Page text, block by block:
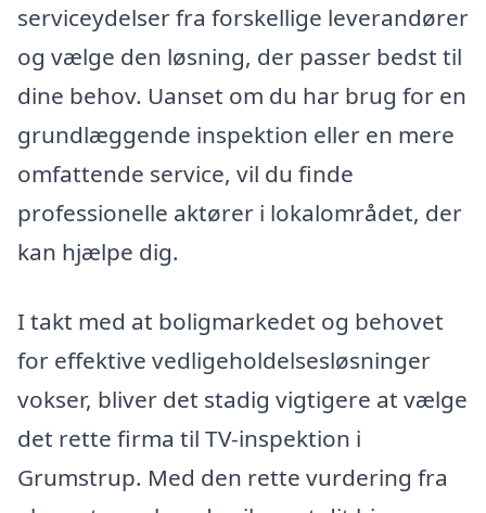
serviceydelser fra forskellige leverandører
og vælge den løsning, der passer bedst til
dine behov. Uanset om du har brug for en
grundlæggende inspektion eller en mere
omfattende service, vil du finde
professionelle aktører i lokalområdet, der
kan hjælpe dig.
I takt med at boligmarkedet og behovet
for effektive vedligeholdelsesløsninger
vokser, bliver det stadig vigtigere at vælge
det rette firma til TV-inspektion i
Grumstrup. Med den rette vurdering fra